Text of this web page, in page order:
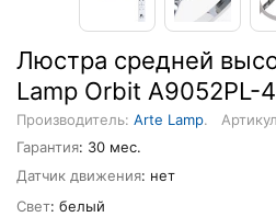
Люстра средней
Lamp Orbit A9052PL-
Производитель: Arte Lamp.
Гарантия: 30 мес.
Датчик движения: нет
Свет: белый